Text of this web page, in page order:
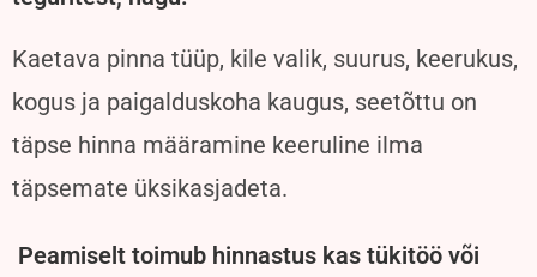
Kaetava pinna tüüp, kile valik, suurus, keerukus,
kogus ja paigalduskoha kaugus, seetõttu on
täpse hinna määramine keeruline ilma
täpsemate üksikasjadeta.
Peamiselt toimub hinnastus kas tükitöö või